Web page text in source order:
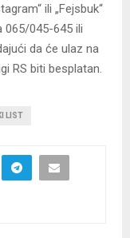
ili „Fejsbuk“
065/045-645 ili
da će ulaz na
RS biti besplatan.
LIST